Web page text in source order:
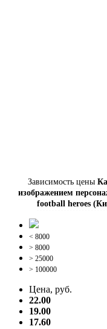
Зависимость цены
изображением
football heroes
< 8000
> 8000
> 25000
> 100000
Цена, руб.
22.00
19.00
17.60